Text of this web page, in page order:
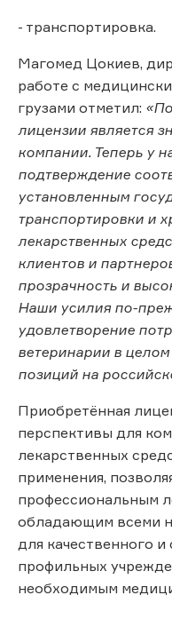
- транспортировка.
Магомед Цокиев,
работе с
грузами отметил:
лицензии является
компании. Теперь у
подтверждение
установленным
транспортировки и
лекарственных
клиентов и
прозрачность и
Наши усилия по-
удовлетворение
ветеринарии в
позиций на
Приобретённая
перспективы для
лекарственных
применения,
профессиональным
обладающим всеми
для качественного
профильных
необходимым